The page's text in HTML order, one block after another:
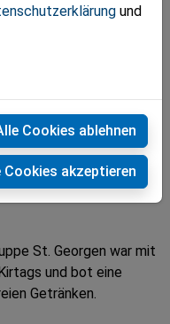
Kirtag in
feierte der St.
Steinfeld seinen
St. Georgen war mit
und bot eine
Getränken.
und
Cookies ablehnen
Cookies akzeptieren